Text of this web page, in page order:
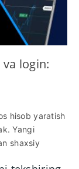
login:
hisob yaratish
Yangi
shaxsiy